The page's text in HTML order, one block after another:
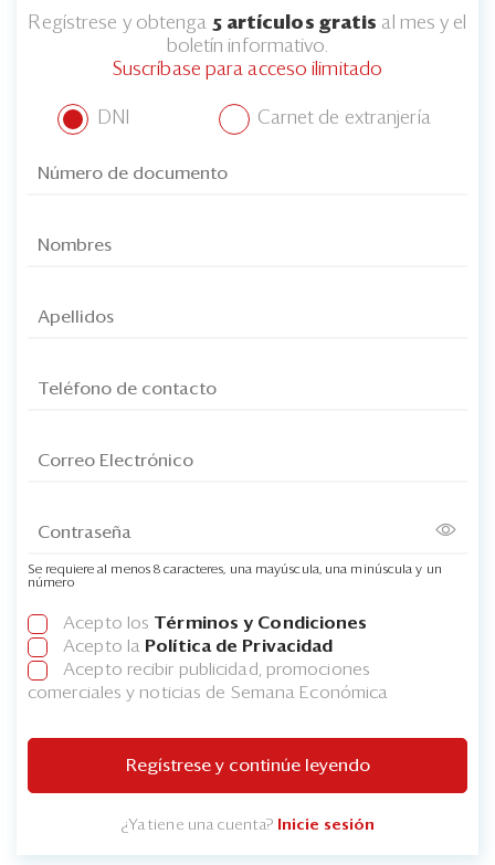
Regístrese y obtenga 5 artículos gratis al mes y el
boletín informativo.
Suscríbase para acceso ilimitado
DNI Carnet de extranjería
Se requiere al menos 8 caracteres, una mayúscula, una minúscula y un
número
Acepto los Términos y Condiciones
Acepto la Política de Privacidad
Acepto recibir publicidad, promociones
comerciales y noticias de Semana Económica
Regístrese y continúe leyendo
¿Ya tiene una cuenta? Inicie sesión